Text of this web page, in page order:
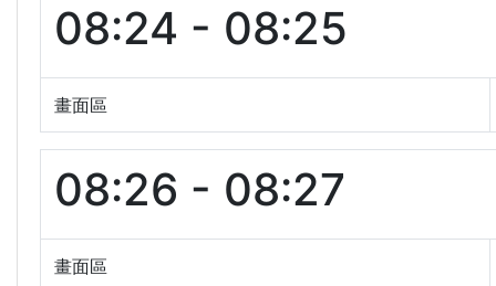
08:24 - 08:25
畫面區
08:26 - 08:27
畫面區